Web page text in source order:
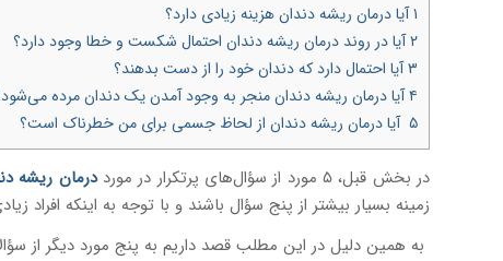
۱آیا درمان ریشه دندان هزینه زیادی دارد؟
۲آیا در روند درمان ریشه دندان احتمال شکست و خطا وجود دارد؟
۳آیا احتمال دارد که دندان خود را از دست بدهند؟
۴آیا درمان ریشه دندان منجر به وجود آمدن یک دندان مرده
۵ آیا درمان ریشه دندان از لحاظ جسمی برای من خطرناک است؟
در بخش قبل، ۵ مورد از سؤال‌های پرتکرار در مورد درمان ریشه
زمینه بسیار بیشتر از پنج سؤال باشند و با توجه به اینکه
به همین دلیل در این مطلب قصد داریم به پنج مورد دیگر از